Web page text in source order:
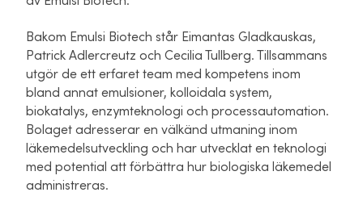
Bakom Emulsi Biotech står Eimantas Gladkauskas,
Patrick Adlercreutz och Cecilia Tullberg. Tillsammans
utgör de ett erfaret team med kompetens inom
bland annat emulsioner, kolloidala system,
biokatalys, enzymteknologi och processautomation.
Bolaget adresserar en välkänd utmaning inom
läkemedelsutveckling och har utvecklat en teknologi
med potential att förbättra hur biologiska läkemedel
administreras.